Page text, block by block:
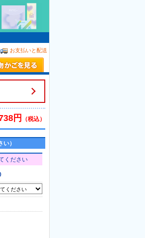
お支払いと配送
円 （税込）
）
ください